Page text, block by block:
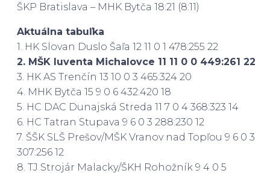
ŠKP Bratislava – MHK Bytča 18:21 (8:11)
Aktuálna tabuľka
1. HK Slovan Duslo Šaľa 12 11 0 1 478:255 22
2. MŠK Iuventa Michalovce 11 11 0 0 449:261 22
3. HK AS Trenčín 13 10 0 3 465:324 20
4. MHK Bytča 15 9 0 6 432:420 18
5. HC DAC Dunajská Streda 11 7 0 4 368:323 14
6. HC Tatran Stupava 9 6 0 3 288:230 12
7. ŠŠK SLŠ Prešov/MŠK Vranov nad Topľou 9 6 0 3
307:256 12
8. TJ Strojár Malacky/ŠKH Rohožník 9 4 0 5